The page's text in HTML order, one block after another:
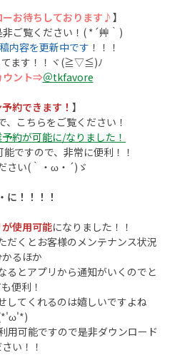
お待ちしております♪ 】
非ご覧ください！( *´艸｀)
内容を更新中です ！！！
てます！！ヾ(≧▽≦)ﾉ
ウント⇒＠tkfavore
約できます！ 】
、こちらをご覧ください！
約が可能に/なりました！
ですので、非常に便利！！
さい(｀・ω・´)ゞ
に！！！！
使用可能になりました！！
だくとお客様のメンテナンス状況
るほか
るとアプリから通知がいくのでと
便利！
してくれるのは嬉しいですよね
可能ですので是非ダウンロード
い！！